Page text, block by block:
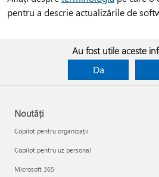
pentru a descrie actualizările de
Au fost utile aceste
Da
Noutăți
Copilot pentru organizații
Copilot pentru uz personal
Microsoft 365